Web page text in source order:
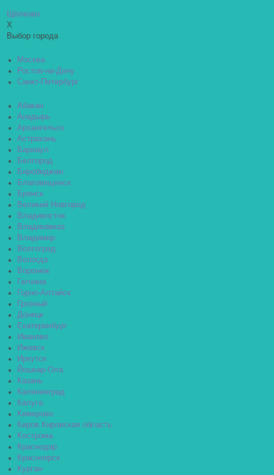
Щёлково
X
Выбор города
Москва
Ростов-на-Дону
Санкт-Петербург
Абакан
Анадырь
Архангельск
Астрахань
Барнаул
Белгород
Биробиджан
Благовещенск
Брянск
Великий Новгород
Владивосток
Владикавказ
Владимир
Волгоград
Вологда
Воронеж
Гатчина
Горно-Алтайск
Грозный
Донецк
Екатеринбург
Иваново
Ижевск
Иркутск
Йошкар-Ола
Казань
Калининград
Калуга
Кемерово
Киров Кировская область
Кострома
Краснодар
Красноярск
Курган